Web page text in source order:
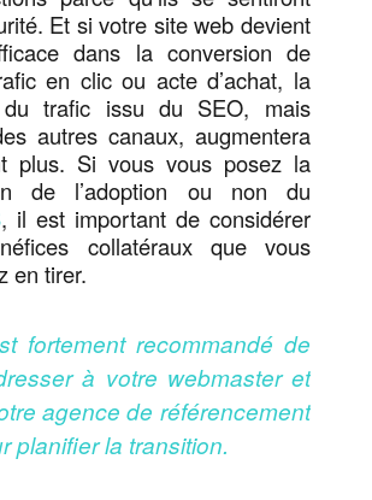
Et si votre site web devient
dans la conversion de
en clic ou acte d’achat, la
trafic issu du SEO, mais
autres canaux, augmentera
plus. Si vous vous posez la
de l’adoption ou non du
, il est important de considérer
collatéraux que vous
en tirer.
fortement recommandé de
à votre webmaster et
agence de référencement
planifier la transition.